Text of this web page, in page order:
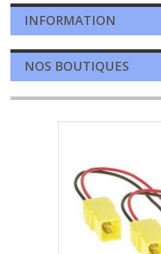
INFORMATION
NOS BOUTIQUES